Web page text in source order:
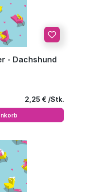
- Dachshund
Regulärer
2,25 €